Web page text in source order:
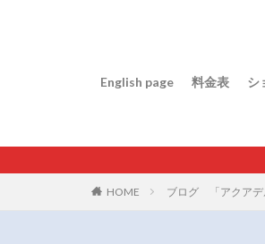
English page 料金表 シ
HOME ブログ 「アクアデ